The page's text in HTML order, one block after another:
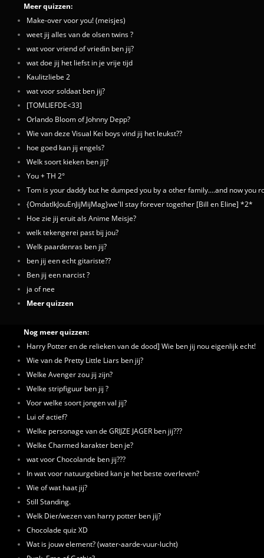
Meer quizzen:
Make-over voor you! (meisjes)
weet jij alles van de olsen twins ?
wat voor vriend of vriedin ben jij?
wat doe jij het liefst in je vrije tijd
Kaulitzliebe 2
wat voor soldaat ben jij?
[TOMLIEFDE<33]
Orlando Bloom of Johnny Depp?
Wie van deze Visual Kei boys vind jij het leukst??
hoe goed kan jij engels?
Welk soort kieken ben jij?
You + TH 2°
Tom is your daddy but he dumped you by a other family....and now you
{OmdatIkJouEnJijMijMag}we'll stay forever together [Bill en Eline] *2*
Hoe zie jij eruit als Anime Meisje?
welk tekengerei past bij jou?
Welk paardenras ben jij?
ben jij een echt gitariste??
Ben jij een narcist ?
ja of nee
Meer quizzen
Nog meer quizzen:
Harry Potter en de relieken van de dood] Wie ben jij nou eigenlijk echt!
Wie van de Pretty Little Liars ben jij?
Welke Avenger zou jij zijn?
Welke stripfiguur ben jij ?
Voor welke soort jongen val jij?
Lui of actief?
Welke personage van de GRIJZE JAGER ben jij???
Welke Charmed karakter ben je?
wat voor Chocolande ben jij???
In wat voor natuurgebied kan je het beste overleven?
Wie of wat haat jij?
Still Standing.
Welk Dier/wezen van harry potter ben jij?
Chocolade quiz XD
Wat is jouw element? (water-aarde-vuur-lucht)